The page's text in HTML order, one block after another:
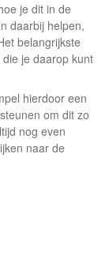
je dit in de
daarbij helpen,
belangrijkste
je daarop kunt
hierdoor een
om dit zo
nog even
naar de